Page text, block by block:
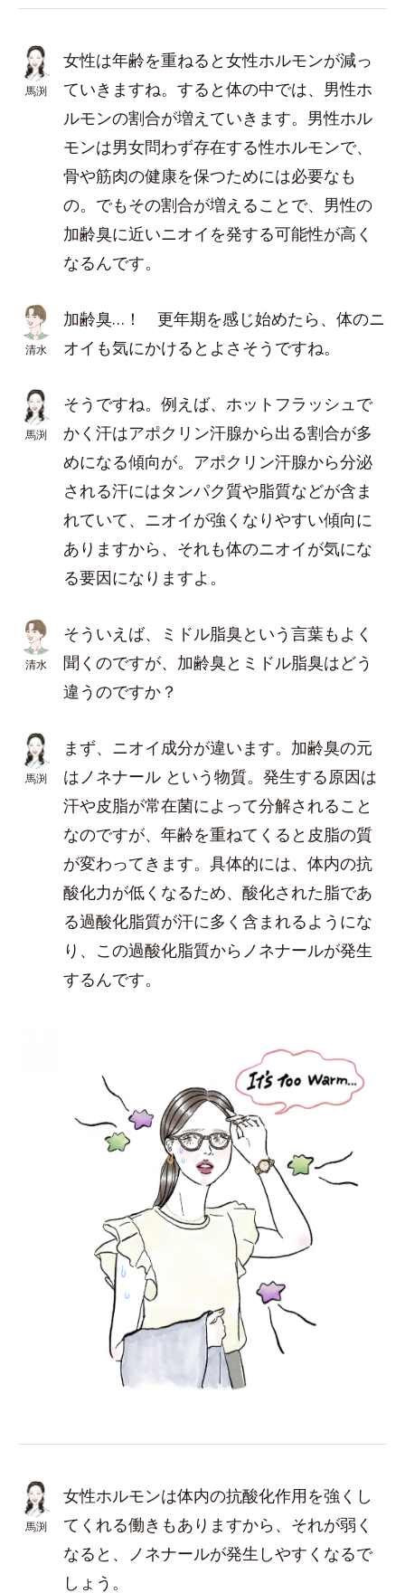
馬渕
女性は年齢を重ねると女性ホルモンが減っ
ていきますね。すると体の中では、男性ホ
ルモンの割合が増えていきます。男性ホル
モンは男女問わず存在する性ホルモンで、
骨や筋肉の健康を保つためには必要なも
の。でもその割合が増えることで、男性の
加齢臭に近いニオイを発する可能性が高く
なるんです。
清水
加齢臭…！ 更年期を感じ始めたら、体のニ
オイも気にかけるとよさそうですね。
馬渕
そうですね。例えば、ホットフラッシュで
かく汗はアポクリン汗腺から出る割合が多
めになる傾向が。アポクリン汗腺から分泌
される汗にはタンパク質や脂質などが含ま
れていて、ニオイが強くなりやすい傾向に
ありますから、それも体のニオイが気にな
る要因になりますよ。
清水
そういえば、ミドル脂臭という言葉もよく
聞くのですが、加齢臭とミドル脂臭はどう
違うのですか？
馬渕
まず、ニオイ成分が違います。加齢臭の元
はノネナール という物質。発生する原因は
汗や皮脂が常在菌によって分解されること
なのですが、年齢を重ねてくると皮脂の質
が変わってきます。具体的には、体内の抗
酸化力が低くなるため、酸化された脂であ
る過酸化脂質が汗に多く含まれるようにな
り、この過酸化脂質からノネナールが発生
するんです。
馬渕
女性ホルモンは体内の抗酸化作用を強くし
てくれる働きもありますから、それが弱く
なると、ノネナールが発生しやすくなるで
しょう。